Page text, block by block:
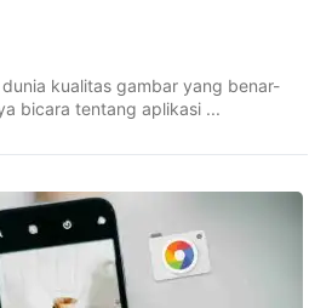
kualitas gambar yang benar-
bicara tentang aplikasi ...